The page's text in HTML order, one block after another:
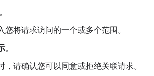
您将请求访问的一个或多个范围。
。
，请确认您可以同意或拒绝关联请求。